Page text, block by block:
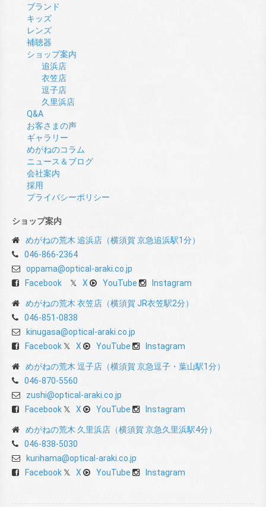
ブランド
キッズ
レンズ
補聴器
ショップ案内
追浜店
衣笠店
逗子店
久里浜店
Q&A
お客さまの声
ギャラリー
めがねのコラム
ニュース＆ブログ
会社案内
採用
プライバシーポリシー
ショップ案内
めがねの荒木 追浜店（横須賀 京急追浜駅1分）
046-866-2364
oppama@optical-araki.co.jp
Facebook
X YouTube Instagram
めがねの荒木 衣笠店（横須賀 JR衣笠駅2分）
046-851-0838
kinugasa@optical-araki.co.jp
Facebook
X YouTube Instagram
めがねの荒木 逗子店（横須賀 京急逗子・葉山駅1分）
046-870-5560
zushi@optical-araki.co.jp
Facebook
X YouTube Instagram
めがねの荒木 久里浜店（横須賀 京急久里浜駅4分）
046-838-5030
kurihama@optical-araki.co.jp
Facebook
X YouTube Instagram